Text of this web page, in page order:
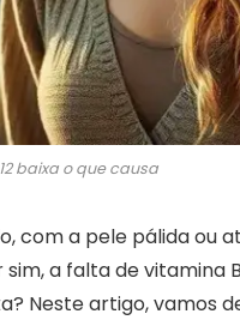
baixa o que causa
com a pele pálida ou
a falta de vitamina
Neste artigo, vamos